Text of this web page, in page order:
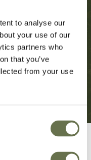
to analyse our
your use of our
partners who
that you’ve
from your use